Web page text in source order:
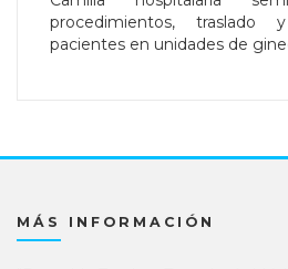
procedimientos, traslado
pacientes en unidades de
MÁS INFORMACIÓN